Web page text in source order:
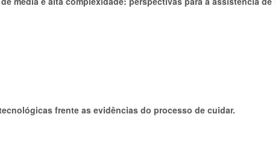
frente as evidências do processo de cuidar.